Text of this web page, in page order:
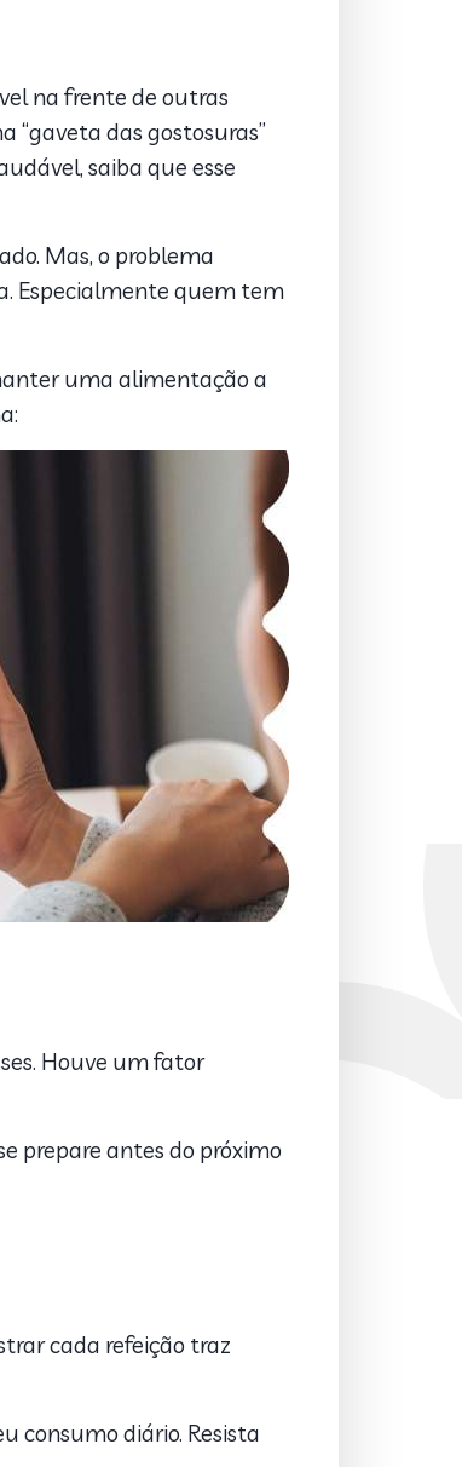
na frente de outras
“gaveta das gostosuras”
saiba que esse
Mas, o problema
Especialmente quem tem
uma alimentação a
Houve um fator
prepare antes do próximo
cada refeição traz
consumo diário. Resista